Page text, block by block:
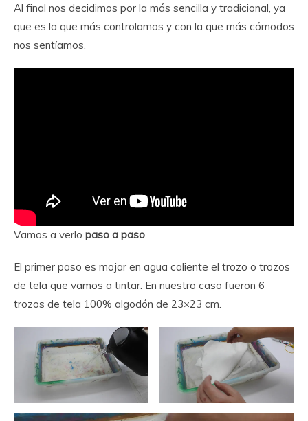
Al final nos decidimos por la más sencilla y tradicional, ya
que es la que más controlamos y con la que más cómodos
nos sentíamos.
Vamos a verlo paso a paso.
El primer paso es mojar en agua caliente el trozo o trozos
de tela que vamos a tintar. En nuestro caso fueron 6
trozos de tela 100% algodón de 23×23 cm.